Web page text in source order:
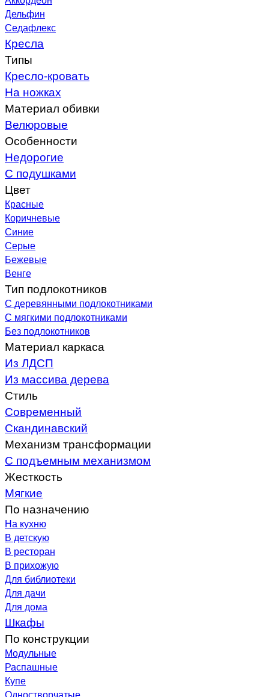
Дельфин
Седафлекс
Кресла
Типы
Кресло-кровать
На ножках
Материал обивки
Велюровые
Особенности
Недорогие
С подушками
Цвет
Красные
Коричневые
Синие
Серые
Бежевые
Венге
Тип подлокотников
С деревянными подлокотниками
С мягкими подлокотниками
Без подлокотников
Материал каркаса
Из ЛДСП
Из массива дерева
Стиль
Современный
Скандинавский
Механизм трансформации
С подъемным механизмом
Жесткость
Мягкие
По назначению
На кухню
В детскую
В ресторан
В прихожую
Для библиотеки
Для дачи
Для дома
Шкафы
По конструкции
Модульные
Распашные
Купе